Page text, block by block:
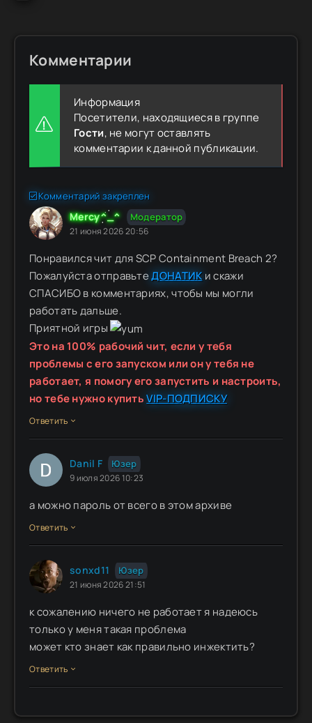
Комментарии
Информация
Посетители, находящиеся в группе
Гости, не могут оставлять
комментарии к данной публикации.
Комментарий закреплен
Mercy^_^ Модератор
21 июня 2026 20:56
Понравился чит для SCP Containment Breach 2?
Пожалуйста отправьтеДОНАТИКи скажи
СПАСИБО в комментариях, чтобы мы могли
работать дальше.
Приятной игры
Это на 100% рабочий чит, если у тебя
проблемы с его запуском или он у тебя не
работает, я помогу его запустить и настроить,
но тебе нужно купитьVIP-ПОДПИСКУ
Ответить
Danil F Юзер
9 июля 2026 10:23
а можно пароль от всего в этом архиве
Ответить
sonxd11 Юзер
21 июня 2026 21:51
к сожалению ничего не работает я надеюсь
только у меня такая проблема
может кто знает как правильно инжектить?
Ответить